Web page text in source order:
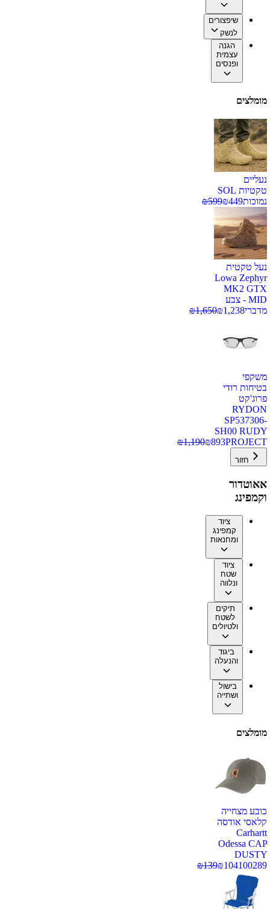
שיפצורים
לנשק
הגנה
עצמית
ופנסים
מומלצים
נעליים
טקטיות SOL
נמוכות
₪449
₪599
נעל טקטית
Lowa Zephyr
MK2 GTX
MID - צבע
מדברי
₪1,238
₪1,650
משקפי
בטיחות רודי
פרוג'קט
RYDON
SP537306-
SH00 RUDY
PROJECT
₪893
₪1,190
חזור
אאוטדור
וקמפינג
ציוד
קמפינג
ומחנאות
ציוד
שטח
ונלווה
תיקים
לשטח
ולטיולים
ביגוד
והנעלה
בישול
ושתייה
מומלצים
כובע מצחייה
קלאסי אודסה
Carhartt
Odessa CAP
DUSTY
100289
₪104
₪139